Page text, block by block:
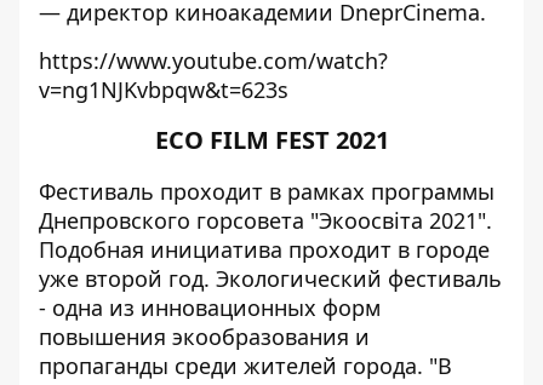
— директор киноакадемии DneprCinema.
https://www.youtube.com/watch?
v=ng1NJKvbpqw&t=623s
ECO FILM FEST 2021
Фестиваль проходит в рамках программы
Днепровского горсовета "Экоосвіта 2021".
Подобная инициатива проходит в городе
уже второй год. Экологический фестиваль
- одна из инновационных форм
повышения экообразования и
пропаганды среди жителей города. "В